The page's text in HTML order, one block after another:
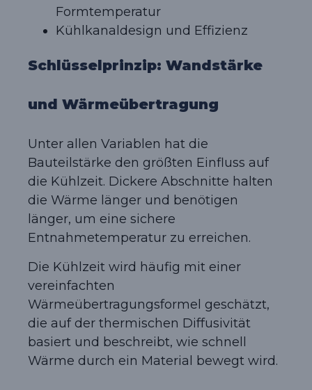
Formtemperatur
Kühlkanaldesign und Effizienz
Schlüsselprinzip: Wandstärke
und Wärmeübertragung
Unter allen Variablen hat die
Bauteilstärke den größten Einfluss auf
die Kühlzeit. Dickere Abschnitte halten
die Wärme länger und benötigen
länger, um eine sichere
Entnahmetemperatur zu erreichen.
Die Kühlzeit wird häufig mit einer
vereinfachten
Wärmeübertragungsformel geschätzt,
die auf der thermischen Diffusivität
basiert und beschreibt, wie schnell
Wärme durch ein Material bewegt wird.